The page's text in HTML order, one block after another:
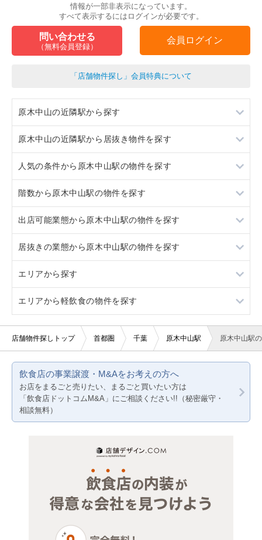
情報が一部非表示になっています。
すべて表示するにはログインが必要です。
問い合わせる
（無料会員登録）
会員ログイン
「店舗物件探し」会員特典について
原木中山の近隣駅から探す
西船橋
妙典
行徳
原木中山の近隣駅から居抜き物件を探す
西船橋
妙典
行徳
人気の条件から原木中山駅の物件を探す
居抜き
スケルトン
10坪以下
20坪以下
賃料10万円以下
賃料20万円以下
階数から原木中山駅の物件を探す
1階
出店可能業態から原木中山駅の物件を探す
重飲食
軽飲食
バー・クラブ
美容室・理容室
医療・歯科・クリニック
物販・小売
居抜きの業態から原木中山駅の物件を探す
クリニック
エリアから探す
東京23区
東京都下
千葉
埼玉
エリアから軽飲食の物件を探す
東京23区
神奈川
千葉
店舗物件探しトップ 首都圏 千葉 原木中山駅 原木中山駅
飲食店の事業譲渡・M&Aをお考えの方へ
お店をまるごと売りたい、まるごと買いたい方は
「飲食店ドットコムM&A」にご相談ください!!（秘密厳守・
相談無料）